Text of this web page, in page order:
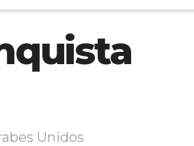
Unidos